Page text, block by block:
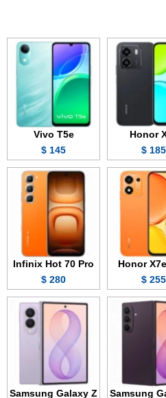
Honor
185 $
Vivo T5e
145 $
Honor
255 $
Infinix Hot 70 Pro
280 $
Samsung
Samsung Galaxy Z